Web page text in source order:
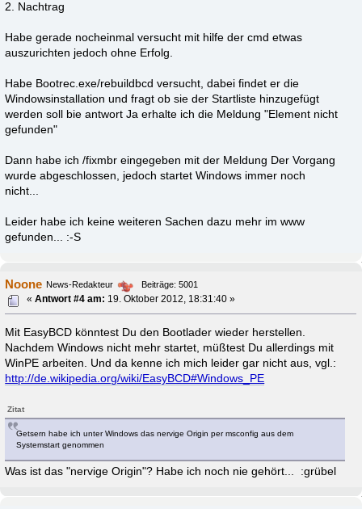
2. Nachtrag
Habe gerade nocheinmal versucht mit hilfe der cmd etwas
auszurichten jedoch ohne Erfolg.
Habe Bootrec.exe/rebuildbcd versucht, dabei findet er die
Windowsinstallation und fragt ob sie der Startliste hinzugefügt
werden soll bie antwort Ja erhalte ich die Meldung "Element nicht
gefunden"
Dann habe ich /fixmbr eingegeben mit der Meldung Der Vorgang
wurde abgeschlossen, jedoch startet Windows immer noch
nicht...
Leider habe ich keine weiteren Sachen dazu mehr im www
gefunden... :-S
Noone News-Redakteur
Beiträge: 5001
«Antwort #4 am: 19. Oktober 2012, 18:31:40 »
Mit EasyBCD könntest Du den Bootlader wieder herstellen.
Nachdem Windows nicht mehr startet, müßtest Du allerdings mit
WinPE arbeiten. Und da kenne ich mich leider gar nicht aus, vgl.:
http://de.wikipedia.org/wiki/EasyBCD#Windows_PE
Zitat
Getsern habe ich unter Windows das nervige Origin per msconfig aus dem
Systemstart genommen
Was ist das "nervige Origin"? Habe ich noch nie gehört... :grübel